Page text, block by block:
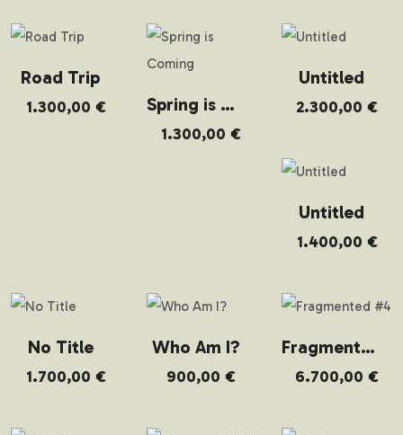
Road Trip
1.300,00 € Spring is Coming
1.300,00 €
Untitled
2.300,00 €
Untitled
1.400,00 €
No Title
1.700,00 €
Who Am I?
900,00 €
Fragmented #4
6.700,00 €